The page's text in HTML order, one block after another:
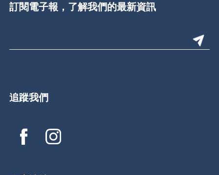
訂閱電子報，了解我們的最新資訊
追蹤我們